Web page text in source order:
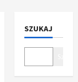
SZUKAJ